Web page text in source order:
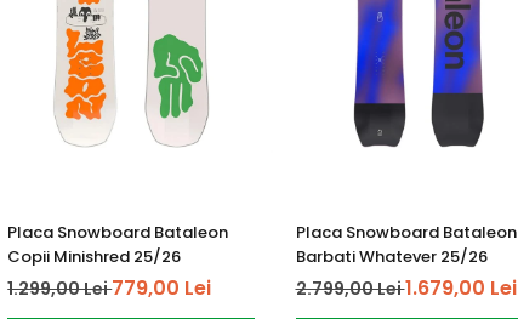
Placa Snowboard Bataleon
Copii Minishred 25/26
1.299,00 Lei779,00 Lei
Placa Snowboard Bataleon
Barbati Whatever 25/26
2.799,00 Lei1.679,00 Lei